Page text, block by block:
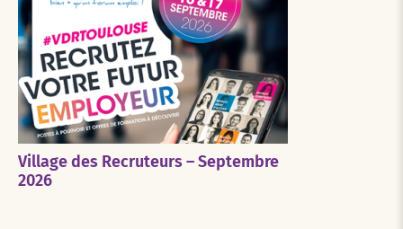
Village des Recruteurs – Septembre
2026